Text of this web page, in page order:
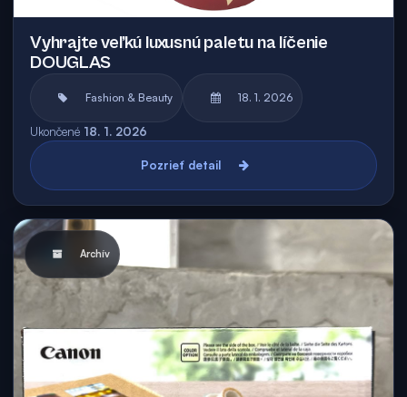
Vyhrajte veľkú luxusnú paletu na líčenie
DOUGLAS
Fashion & Beauty 18. 1. 2026
Ukončené 18. 1. 2026
Pozrieť detail
Archív